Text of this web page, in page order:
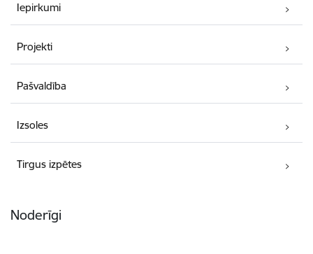
Iepirkumi
Projekti
Pašvaldība
Izsoles
Tirgus izpētes
Noderīgi